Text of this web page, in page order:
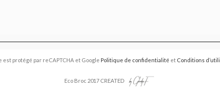
est protégé par reCAPTCHA et Google Politique de confidentialité et Conditions
Eco Broc 2017 CREATED